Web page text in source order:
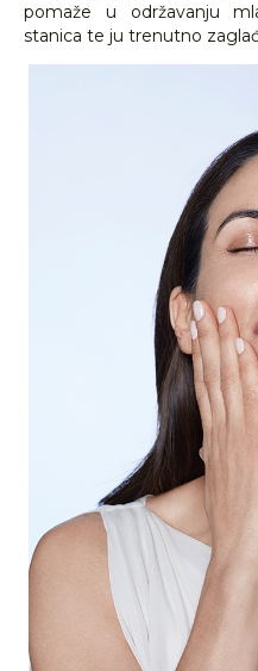
pomaže u održavanju
stanica te ju trenutno